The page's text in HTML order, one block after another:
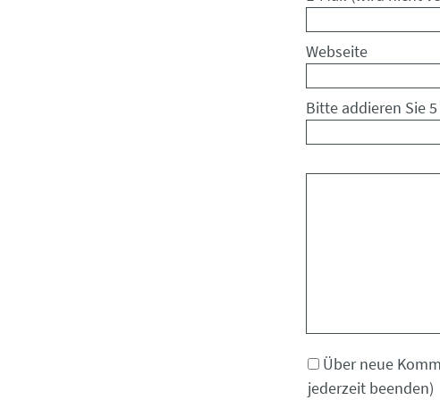
Webseite
Bitte addieren Sie
Über neue
jederzeit beenden)